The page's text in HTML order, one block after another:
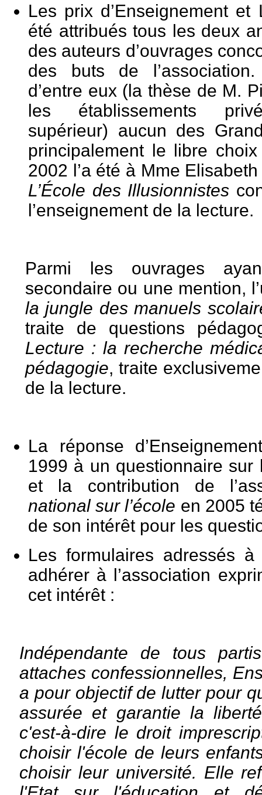
Les prix d’Enseignement
été attribués tous les deux
des auteurs d’ouvrages
des buts de l’association.
d’entre eux (la thèse de M.
les établissements
supérieur) aucun des
principalement le libre
2002 l’a été à Mme
L’École des Illusionnistes
l’enseignement de la lecture.
Parmi les ouvrages
secondaire ou une mention,
la jungle des manuels
traite de questions
Lecture : la recherche
pédagogie, traite
de la lecture.
La réponse
1999 à un questionnaire sur
et la contribution de
national sur l’école en 2005
de son intérêt pour les
Les formulaires adressés
adhérer à l’association
cet intérêt :
Indépendante de tous
attaches confessionnelles,
a pour objectif de lutter pour
assurée et garantie la
c'est-à-dire le droit
choisir l'école de leurs
choisir leur université. Elle